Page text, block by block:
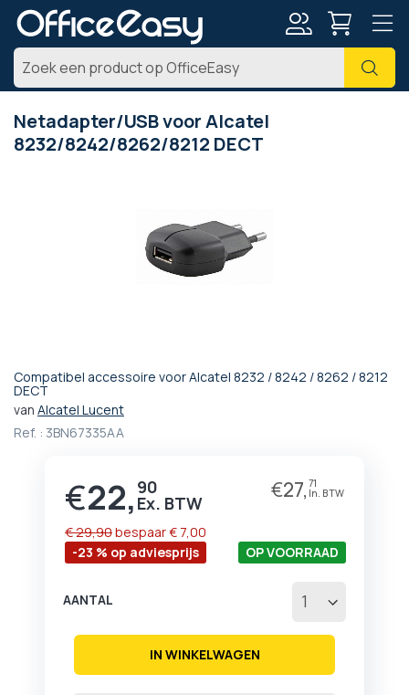
Zoek
Netadapter/USB voor Alcatel
8232/8242/8262/8212 DECT
Compatibel accessoire voor Alcatel 8232 / 8242 / 8262 / 8212
DECT
van Alcatel Lucent
Ref. : 3BN67335AA
Prijs
€22, 90 €27, 71
-23 % op adviesprijs
€ 29,90bespaar€ 7,00
OP VOORRAAD
AANTAL
IN WINKELWAGEN
Ga
naar
begin
afbeeldingen-